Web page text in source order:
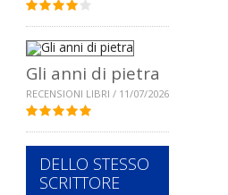
Gli anni di pietra
RECENSIONI LIBRI / 11/07/2026
DELLO STESSO
SCRITTORE